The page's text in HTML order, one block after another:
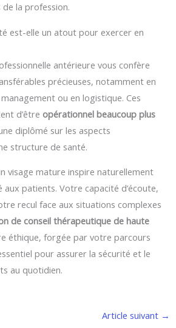
la profession.
est-elle un atout pour exercer en
antérieure vous confère
précieuses, notamment en
ou en logistique. Ces
d’être opérationnel beaucoup plus
diplômé sur les aspects
structure de santé.
visage mature inspire naturellement
aux patients. Votre capacité d’écoute,
recul face aux situations complexes
de conseil thérapeutique de haute
éthique, forgée par votre parcours
pour assurer la sécurité et le
au quotidien.
Article suivant →